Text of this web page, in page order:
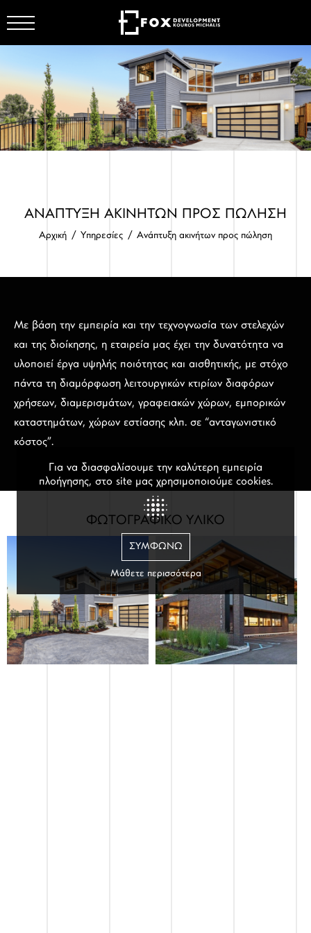
Για να διασφαλίσουμε την καλύτερη εμπειρία
πλοήγησης, στο site μας χρησιμοποιούμε cookies.
ΣΥΜΦΩΝΏ
Μάθετε περισσότερα
ΕΤΑΙΡΕΙΑ
ΥΠΗΡΕΣΙΕΣ
ΕΠΙΚΟΙΝΩΝΙΑ
ΑΝΑΠΤΥΞΗ ΑΚΙΝΗΤΩΝ ΠΡΟΣ ΠΩΛΗΣΗ
Αρχική Υπηρεσίες Ανάπτυξη ακινήτων προς πώληση
Με βάση την εμπειρία και την τεχνογνωσία των στελεχών
και της διοίκησης, η εταιρεία μας έχει την δυνατότητα να
υλοποιεί έργα υψηλής ποιότητας και αισθητικής, με στόχο
πάντα τη διαμόρφωση λειτουργικών κτιρίων διαφόρων
χρήσεων, διαμερισμάτων, γραφειακών χώρων, εμπορικών
καταστημάτων, χώρων εστίασης κλπ. σε “ανταγωνιστικό
κόστος”.
ΦΩΤΟΓΡΑΦΙΚΟ ΥΛΙΚΟ